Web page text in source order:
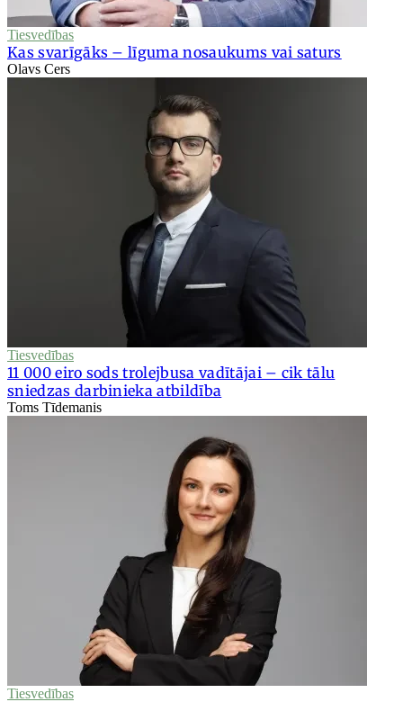
Tiesvedības
Kas svarīgāks – līguma nosaukums vai saturs
Olavs Cers
Tiesvedības
11 000 eiro sods trolejbusa vadītājai – cik tālu
sniedzas darbinieka atbildība
Toms Tīdemanis
Tiesvedības